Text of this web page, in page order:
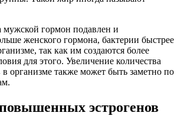
мужской гормон подавлен и
женского гормона, бактерии быстрее
так как им создаются более
для этого. Увеличение количества
организме также может быть заметно по
эстрогенов